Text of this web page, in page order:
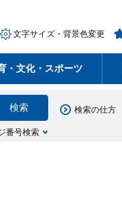
文字サイズ・背景色変更
・文化・スポーツ
番号検索
検索の仕方